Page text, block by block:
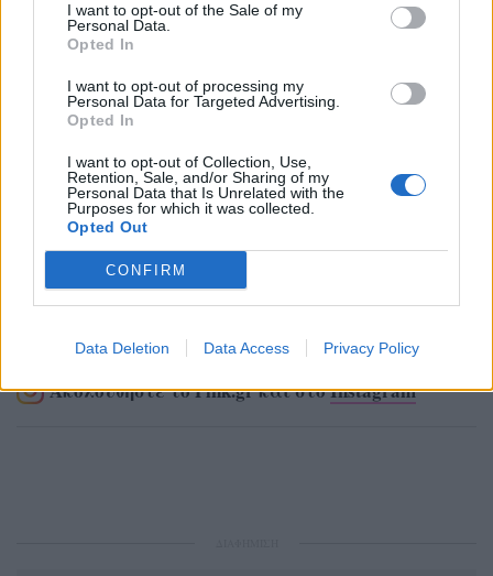
I want to opt-out of the Sale of my
Personal Data.
Opted In
I want to opt-out of processing my
Personal Data for Targeted Advertising.
Opted In
I want to opt-out of Collection, Use,
Retention, Sale, and/or Sharing of my
Personal Data that Is Unrelated with the
Purposes for which it was collected.
Opted Out
CONFIRM
Data Deletion Data Access Privacy Policy
Ακολουθήστε το Pink.gr στοGoogle Newsκαι
μάθετε πρώτοιτα πιο hot νέα.
Ακολουθήστε το Pink.gr και στοInstagram